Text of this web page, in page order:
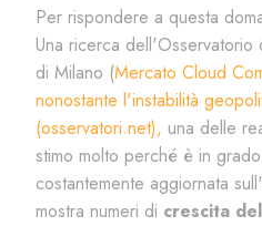
Per rispondere a questa
Una ricerca
di Milano (Mercato Cloud
nonostante l'instabilità
(osservatori.net), una delle
stimo molto perché è in
costantemente aggiornata
mostra numeri di crescita